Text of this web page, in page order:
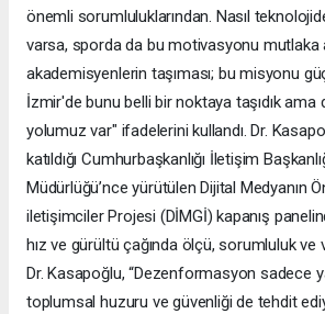
önemli sorumluluklarından. Nasıl
varsa, sporda da bu motivasyonu mutlaka
akademisyenlerin taşıması; bu misyonu
İzmir'de bunu belli bir noktaya taşıdık ama
yolumuz var" ifadelerini kullandı. Dr.
katıldığı Cumhurbaşkanlığı İletişim
Müdürlüğü’nce yürütülen Dijital Medyanın
iletişimciler Projesi (DİMGİ) kapanış
hız ve gürültü çağında ölçü, sorumluluk ve
Dr. Kasapoğlu, “Dezenformasyon sadece
toplumsal huzuru ve güvenliği de tehdit